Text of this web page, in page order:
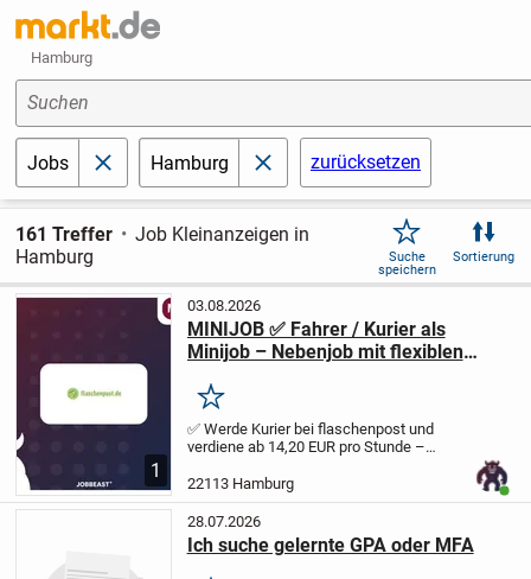
Hamburg
Suchen
Jobs schließenHamburg schließenzurücksetzen
161 Treffer
Job Kleinanzeigen in
Hamburg
Suche
speichern
Sortierung
1
03.08.2026
MINIJOB ✅ Fahrer / Kurier als
Minijob – Nebenjob mit flexiblen
Merken
✅ Werde Kurier bei flaschenpost und
verdiene ab 14,20 EUR pro Stunde –
Vertragsabschluss, keine
Branchenerfahrung nötig!Fahrer / Kurier
(m/w/d)Du lieferst mit dem...
22113 Hamburg
28.07.2026
Ich suche gelernte GPA oder MFA